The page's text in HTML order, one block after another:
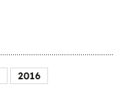
2016